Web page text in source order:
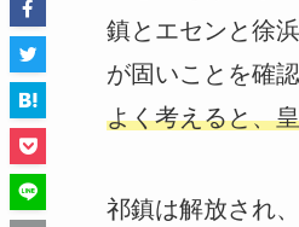
鎮とエセンと徐
が固いことを確
よく考えると、
祁鎮は解放され